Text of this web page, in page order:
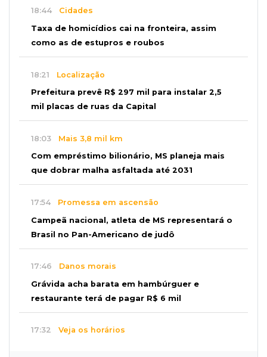
18:44 Cidades
Taxa de homicídios cai na fronteira, assim
como as de estupros e roubos
18:21 Localização
Prefeitura prevê R$ 297 mil para instalar 2,5
mil placas de ruas da Capital
18:03 Mais 3,8 mil km
Com empréstimo bilionário, MS planeja mais
que dobrar malha asfaltada até 2031
17:54 Promessa em ascensão
Campeã nacional, atleta de MS representará o
Brasil no Pan-Americano de judô
17:46 Danos morais
Grávida acha barata em hambúrguer e
restaurante terá de pagar R$ 6 mil
17:32 Veja os horários